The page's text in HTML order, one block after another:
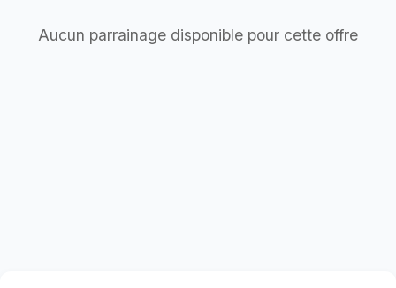
Aucun parrainage disponible pour cette offre